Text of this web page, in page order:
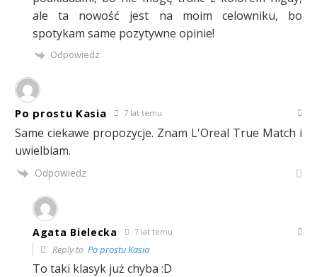
ale ta nowość jest na moim celowniku, bo
spotykam same pozytywne opinie!
Odpowiedz
Po prostu Kasia 7 lat temu
Same ciekawe propozycje. Znam L'Oreal True Match i
uwielbiam.
Odpowiedz
Agata Bielecka 7 lat temu
Reply to Po prostu Kasia
To taki klasyk już chyba :D